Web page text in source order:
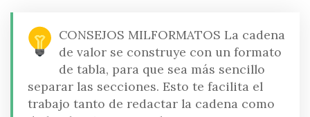
CONSEJOS MILFORMATOS La cadena
de valor se construye con un formato
de tabla, para que sea más sencillo
separar las secciones. Esto te facilita el
trabajo tanto de redactar la cadena como